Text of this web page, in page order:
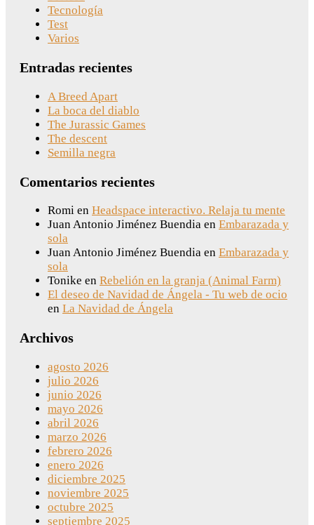
Tecnología
Test
Varios
Entradas recientes
A Breed Apart
La boca del diablo
The Jurassic Games
The descent
Semilla negra
Comentarios recientes
Romi en Headspace interactivo. Relaja tu mente
Juan Antonio Jiménez Buendia en Embarazada y
sola
Juan Antonio Jiménez Buendia en Embarazada y
sola
Tonike en Rebelión en la granja (Animal Farm)
El deseo de Navidad de Ángela - Tu web de ocio
en La Navidad de Ángela
Archivos
agosto 2026
julio 2026
junio 2026
mayo 2026
abril 2026
marzo 2026
febrero 2026
enero 2026
diciembre 2025
noviembre 2025
octubre 2025
septiembre 2025